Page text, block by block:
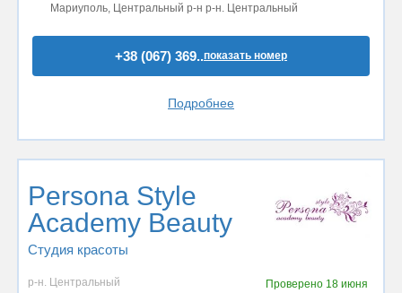
Мариуполь, Центральный р-н р-н. Центральный
+38 (067) 369..показать номер
Подробнее
Persona Style
Academy Beauty
Студия красоты
р-н. Центральный Проверено 18 июня